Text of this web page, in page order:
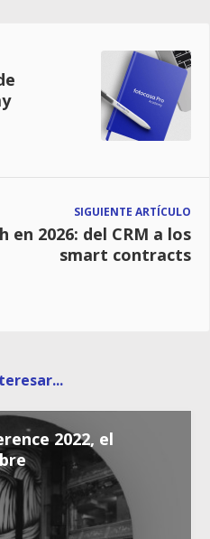
SIGUIENTE ARTÍCULO
en 2026: del CRM a los
smart contracts
2022, el